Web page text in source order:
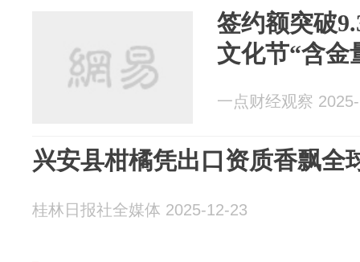
签约额突破
文化节“含金
一点财经观察
兴安县柑橘凭出口资质香飘全
桂林日报社全媒体 2025-12-23